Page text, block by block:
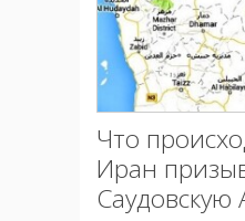
Что
Иран